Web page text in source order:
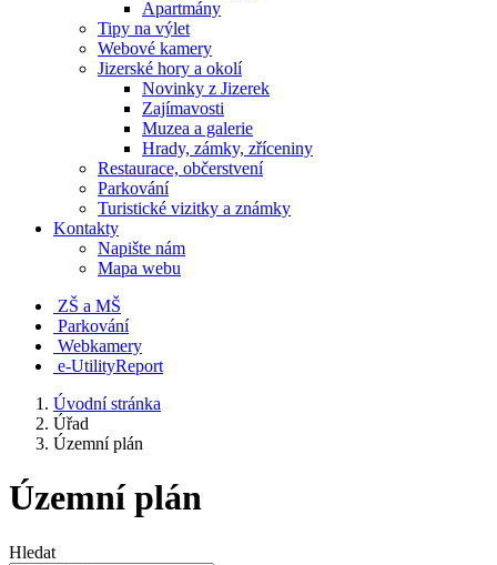
Apartmány
Tipy na výlet
Webové kamery
Jizerské hory a okolí
Novinky z Jizerek
Zajímavosti
Muzea a galerie
Hrady, zámky, zříceniny
Restaurace, občerstvení
Parkování
Turistické vizitky a známky
Kontakty
Napište nám
Mapa webu
ZŠ a MŠ
Parkování
Webkamery
e-UtilityReport
Úvodní stránka
Úřad
Územní plán
Územní plán
Hledat